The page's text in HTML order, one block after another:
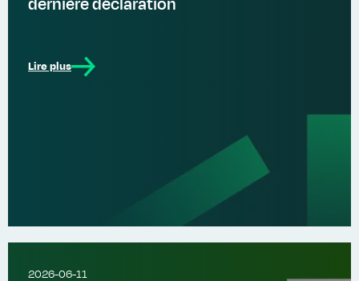
dernière déclaration
Lire plus
2026-06-11